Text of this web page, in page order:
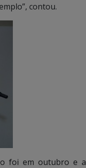
contou.
foi em outubro e a